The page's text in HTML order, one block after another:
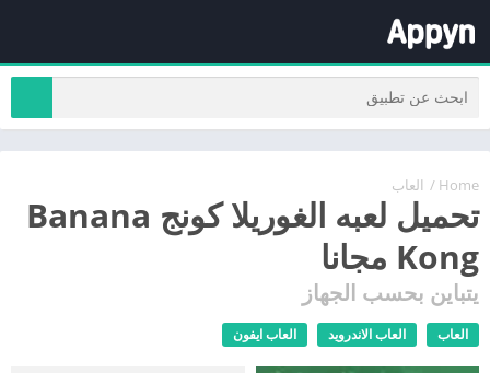
Home
/ العاب
تحميل لعبه الغوريلا كونج Banana
Kong مجانا
يتباين بحسب الجهاز
العاب العاب الاندرويد العاب ايفون